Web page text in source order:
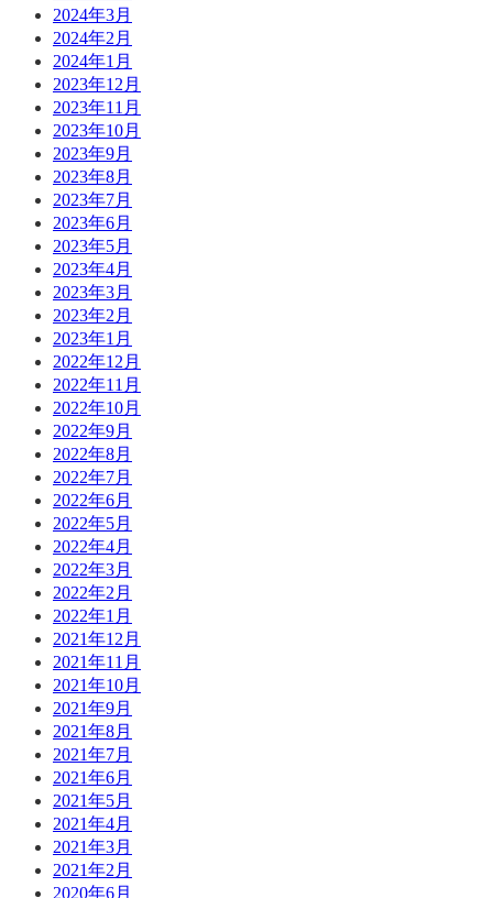
2024年3月
2024年2月
2024年1月
2023年12月
2023年11月
2023年10月
2023年9月
2023年8月
2023年7月
2023年6月
2023年5月
2023年4月
2023年3月
2023年2月
2023年1月
2022年12月
2022年11月
2022年10月
2022年9月
2022年8月
2022年7月
2022年6月
2022年5月
2022年4月
2022年3月
2022年2月
2022年1月
2021年12月
2021年11月
2021年10月
2021年9月
2021年8月
2021年7月
2021年6月
2021年5月
2021年4月
2021年3月
2021年2月
2020年6月